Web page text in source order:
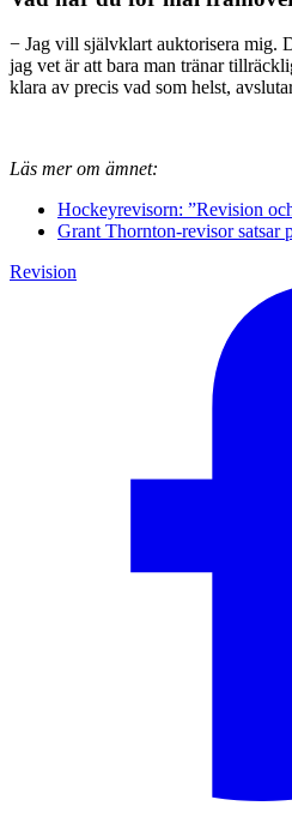
− Jag vill självklart auktorisera mig.
jag vet är att bara man tränar
klara av precis vad som helst,
Läs mer om ämnet:
Hockeyrevisorn: ”Revision
Grant Thornton-revisor satsar
Revision